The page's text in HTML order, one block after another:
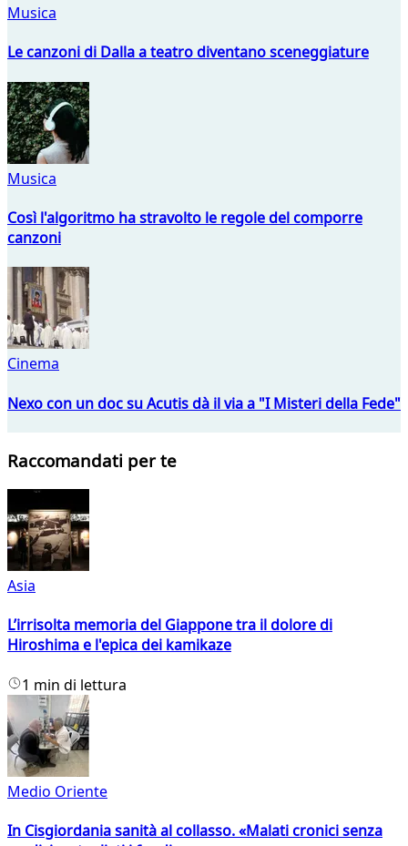
Musica
Le canzoni di Dalla a teatro diventano sceneggiature
Musica
Così l'algoritmo ha stravolto le regole del comporre
canzoni
Cinema
Nexo con un doc su Acutis dà il via a "I Misteri della Fede"
Raccomandati per te
Asia
L’irrisolta memoria del Giappone tra il dolore di
Hiroshima e l'epica dei kamikaze
1 min di lettura
Medio Oriente
In Cisgiordania sanità al collasso. «Malati cronici senza